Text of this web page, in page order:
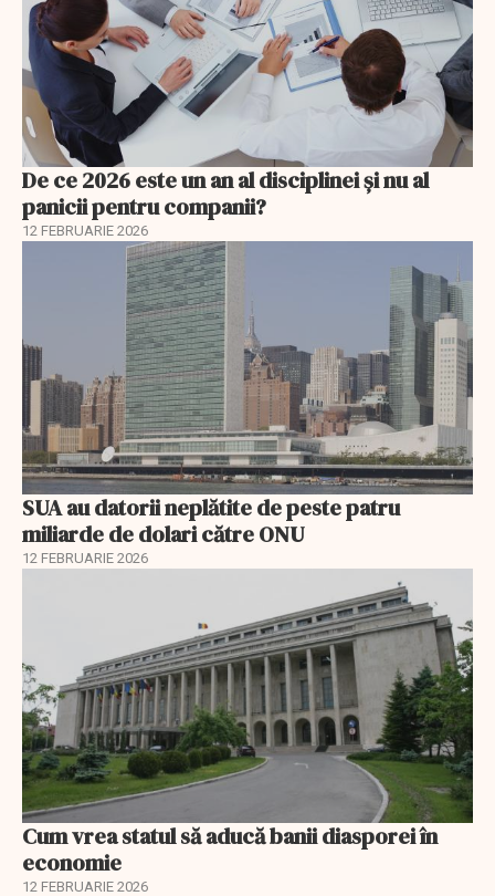
De ce 2026 este un an al disciplinei și nu al
panicii pentru companii?
12 FEBRUARIE 2026
SUA au datorii neplătite de peste patru
miliarde de dolari către ONU
12 FEBRUARIE 2026
Cum vrea statul să aducă banii diasporei în
economie
12 FEBRUARIE 2026